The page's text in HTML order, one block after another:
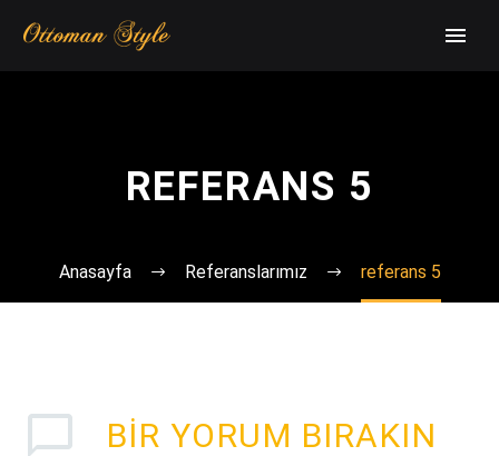
REFERANS 5
Anasayfa Referanslarımız referans 5
BIR YORUM BIRAKIN